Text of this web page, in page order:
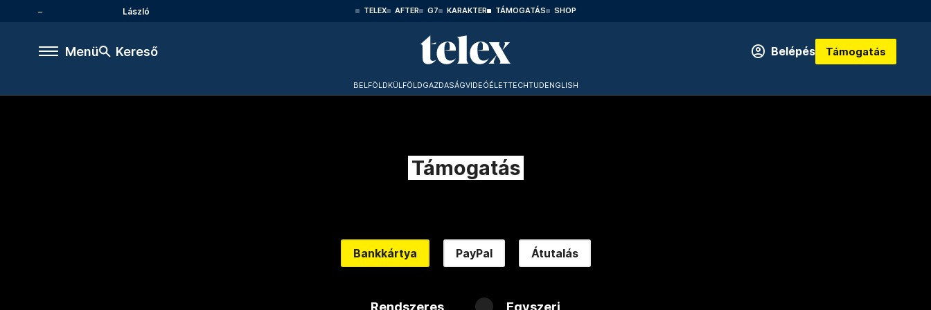
László TELEX AFTER G7 KARAKTER TÁMOGATÁS SHOP
Menü Kereső Belépés Támogatás
BELFÖLDKÜLFÖLDGAZDASÁGVIDEÓÉLETTECHTUDENGLISH
Támogatás
Bankkártya PayPal Átutalás
Rendszeres Egyszeri